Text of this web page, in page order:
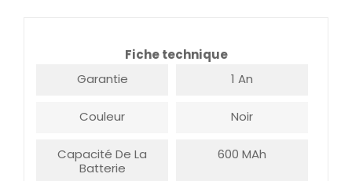
Fiche technique
Garantie
1 An
Couleur Noir
Capacité De La
Batterie
600 MAh